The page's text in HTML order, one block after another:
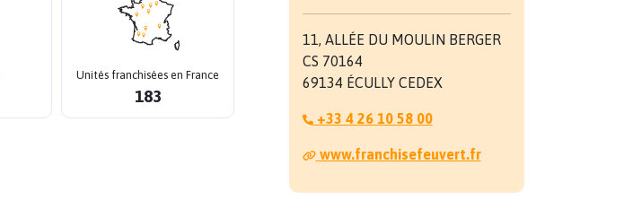
Unités franchisées en France
183
11, ALLÉE DU MOULIN BERGER
CS 70164
69134 ÉCULLY CEDEX
+33 4 26 10 58 00
www.franchisefeuvert.fr